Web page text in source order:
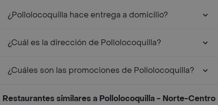
¿Pollolocoquilla hace entrega a domicilio?
¿Cuál es la dirección de Pollolocoquilla?
¿Cuáles son las promociones de Pollolocoquilla?
Restaurantes similares a Pollolocoquilla - Norte-Centro